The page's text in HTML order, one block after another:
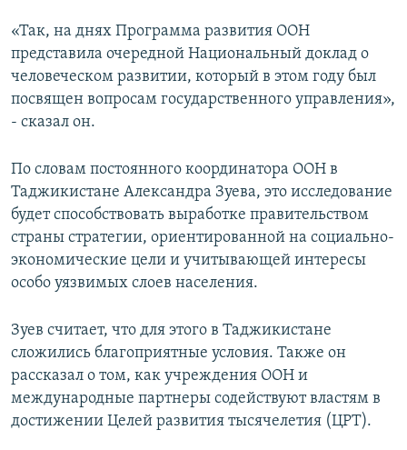
«Так, на днях Программа развития ООН
представила очередной Национальный доклад о
человеческом развитии, который в этом году был
посвящен вопросам государственного управления»,
- сказал он.
По словам постоянного координатора ООН в
Таджикистане Александра Зуева, это исследование
будет способствовать выработке правительством
страны стратегии, ориентированной на социально-
экономические цели и учитывающей интересы
особо уязвимых слоев населения.
Зуев считает, что для этого в Таджикистане
сложились благоприятные условия. Также он
рассказал о том, как учреждения ООН и
международные партнеры содействуют властям в
достижении Целей развития тысячелетия (ЦРТ).